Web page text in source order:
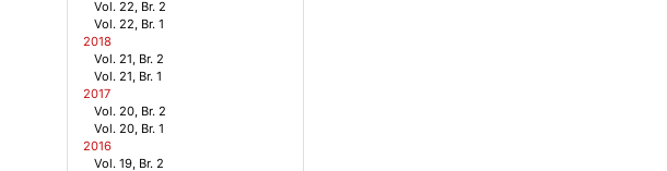
Vol. 22, Br. 2
Vol. 22, Br. 1
2018
Vol. 21, Br. 2
Vol. 21, Br. 1
2017
Vol. 20, Br. 2
Vol. 20, Br. 1
2016
Vol. 19, Br. 2